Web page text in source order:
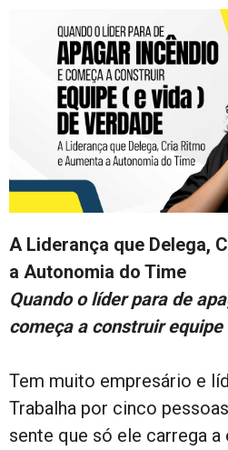
A Liderança que Delega,
a Autonomia do Time
Quando o líder para de
começa a construir
Tem muito empresário e
Trabalha por cinco
sente que só ele carrega a